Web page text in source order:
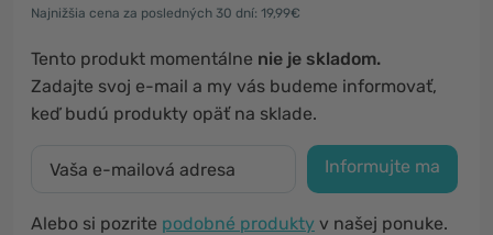
Najnižšia cena za posledných 30 dní: 19,99€
Tento produkt momentálne nie je skladom.
Zadajte svoj e-mail a my vás budeme informovať,
keď budú produkty opäť na sklade.
Informujte ma
Alebo si pozrite podobné produkty v našej ponuke.